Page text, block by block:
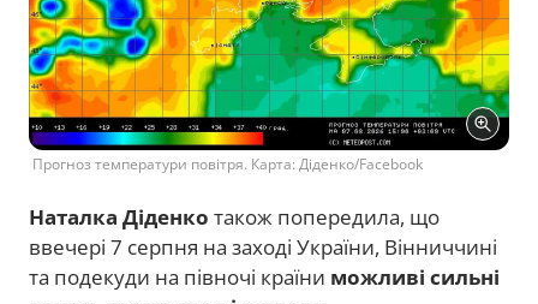
Прогноз температури повітря. Карта: Діденко/Facebook
Наталка Діденко також попередила, що
ввечері 7 серпня на заході України, Вінниччині
та подекуди на півночі країни можливі сильні